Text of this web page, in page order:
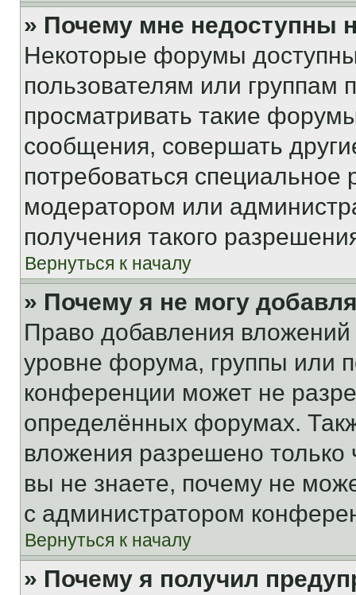
» Почему мне недоступны
Некоторые форумы
пользователям или группам
просматривать такие
сообщения, совершать
потребоваться
модератором или
получения такого
Вернуться к началу
» Почему я не могу
Право добавления
уровне форума, группы или
конференции может не
определённых форумах.
вложения разрешено
вы не знаете, почему не
с администратором
Вернуться к началу
» Почему я получил